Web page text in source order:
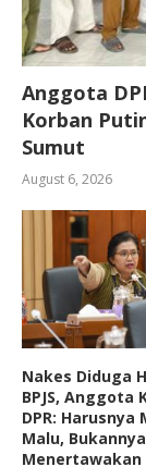
Anggota
Korban
Sumut
August 6, 2026
Nakes Diduga
BPJS, Anggota
DPR: Harusnya
Malu,
Menertawakan